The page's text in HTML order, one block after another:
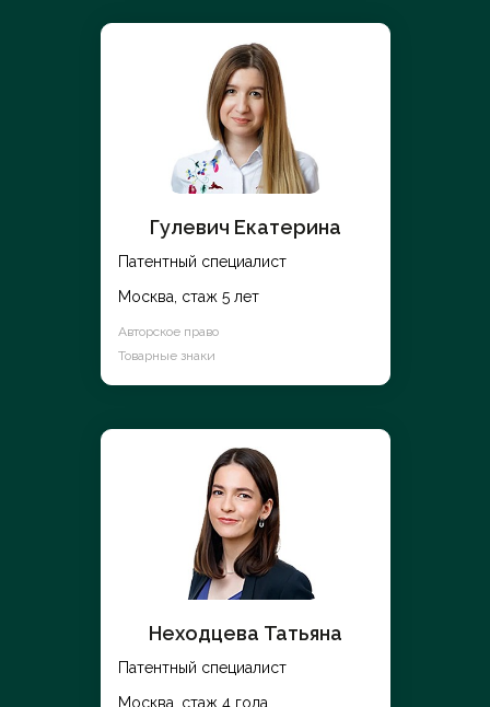
Гулевич Екатерина
Патентный специалист
Москва, стаж 5 лет
Авторское право
Товарные знаки
Неходцева Татьяна
Патентный специалист
Москва, стаж 4 года